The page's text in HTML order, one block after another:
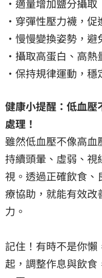
‧適量增加鹽分攝取
‧穿彈性壓力襪，促
‧慢慢變換姿勢，避
‧攝取高蛋白、高熱
‧保持規律運動，穩
健康小提醒：低血
處理！
雖然低血壓不像高
持續頭暈、虛弱、視
視。透過正確飲食
療協助，就能有效
力。
記住！有時不是你
起，調整作息與飲